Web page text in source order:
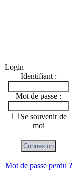
Login
Identifiant :
Mot de passe :
Se souvenir de
moi
Mot de passe perdu ?